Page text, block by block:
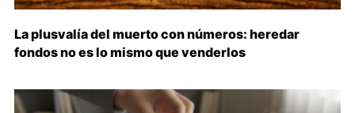
La plusvalía del muerto con números: heredar
fondos no es lo mismo que venderlos